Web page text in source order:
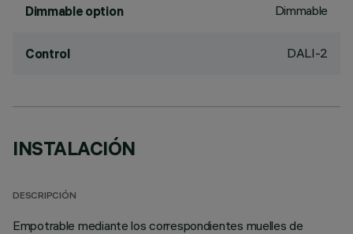
Dimmable option Dimmable
Control DALI-2
INSTALACIÓN
DESCRIPCIÓN
Empotrable mediante los correspondientes muelles de